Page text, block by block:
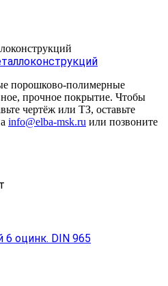
порошково-полимерные
прочное покрытие. Чтобы
чертёж или ТЗ, оставьте
info@elba-msk.ru или позвоните
6 оцинк. DIN 965